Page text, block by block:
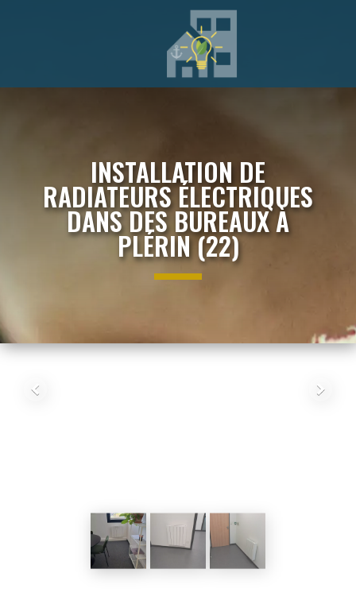
INSTALLATION DE
RADIATEURS ÉLECTRIQUES
DANS DES BUREAUX À
PLÉRIN (22)